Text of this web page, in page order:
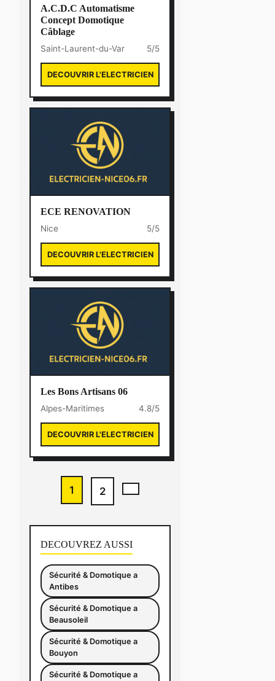
A.C.D.C Automatisme
Concept Domotique
Câblage
Saint-Laurent-du-Var 5/5
DECOUVRIR L'ELECTRICIEN
ECE RENOVATION
Nice 5/5
DECOUVRIR L'ELECTRICIEN
Les Bons Artisans 06
Alpes-Maritimes 4.8/5
DECOUVRIR L'ELECTRICIEN
1 2
DECOUVREZ AUSSI
Sécurité & Domotique a
Antibes
Sécurité & Domotique a
Beausoleil
Sécurité & Domotique a
Bouyon
Sécurité & Domotique a